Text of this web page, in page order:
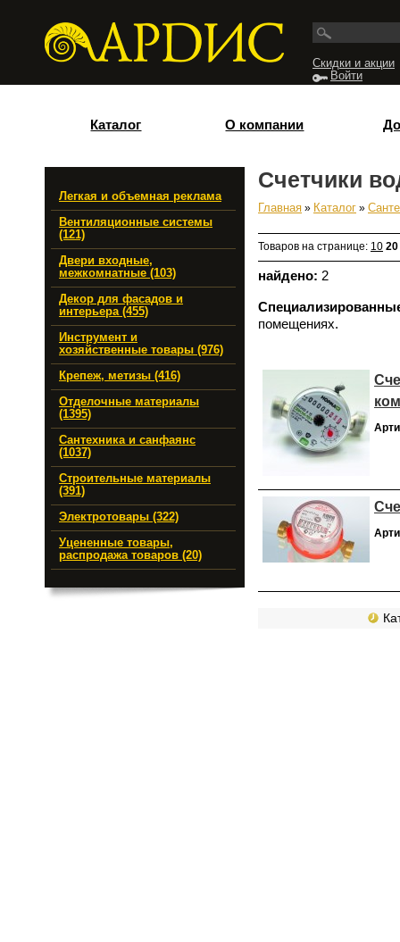
Скидки и акции
Войти
Каталог О компании
Легкая и объемная реклама
Вентиляционные системы
(121)
Двери входные,
межкомнатные (103)
Декор для фасадов и
интерьера (455)
Инструмент и
хозяйственные товары (976)
Крепеж, метизы (416)
Отделочные материалы
(1395)
Сантехника и санфаянс
(1037)
Строительные материалы
(391)
Электротовары (322)
Уцененные товары,
распродажа товаров (20)
Счетчики
Вы здесь
Главная » Каталог »
Товаров на странице: 10 20
найдено: 2
помещениях.